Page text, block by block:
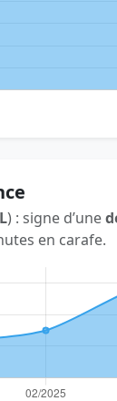
) : signe d’une
en carafe.